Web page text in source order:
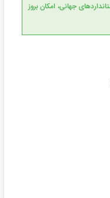
به دلیل تطابق با دانش به روز و مورد تایید استانداردهای جهانی، امکان بروز